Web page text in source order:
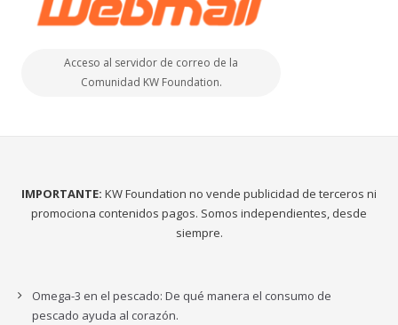
Acceso al servidor de correo de la
Comunidad KW Foundation.
IMPORTANTE: KW Foundation no vende publicidad de terceros ni
promociona contenidos pagos. Somos independientes, desde
siempre.
Omega-3 en el pescado: De qué manera el consumo de
pescado ayuda al corazón.